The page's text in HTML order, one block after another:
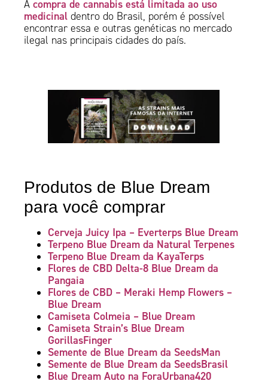
Acompra de cannabis está limitada ao uso
medicinaldentro do Brasil, porém é possível
encontrar essa e outras genéticas no mercado
ilegal nas principais cidades do país.
Produtos de Blue Dream
para você comprar
Cerveja Juicy Ipa – Everterps Blue Dream
Terpeno Blue Dream da Natural Terpenes
Terpeno Blue Dream da KayaTerps
Flores de CBD Delta-8 Blue Dream da
Pangaia
Flores de CBD – Meraki Hemp Flowers –
Blue Dream
Camiseta Colmeia – Blue Dream
Camiseta Strain’s Blue Dream
GorillasFinger
Semente de Blue Dream da SeedsMan
Semente de Blue Dream da SeedsBrasil
Blue Dream Auto na ForaUrbana420